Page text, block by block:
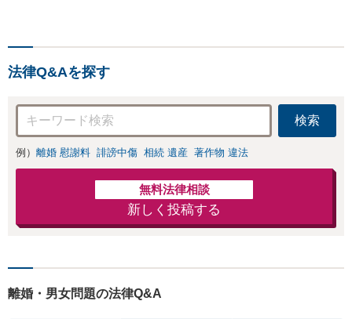
法律Q&Aを探す
検索
例） 離婚 慰謝料 誹謗中傷 相続 遺産 著作物 違法
無料法律相談
新しく投稿する
離婚・男女問題の法律Q&A